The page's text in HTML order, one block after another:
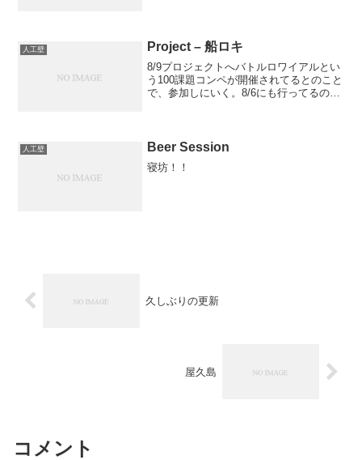
ていたとき・カーナビの履...
人工壁 Project – 船ロキ
8/9プロジェクトへバトルロワイアルとい
う100課題コンペが開催されてるとのこと
で、参加しにいく。8/6にも行ってるので
のが核心も...
人工壁 Beer Session
寝坊！！
久しぶりの更新
屋久島
コメント